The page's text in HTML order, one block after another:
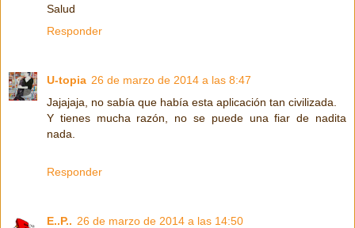
Salud
Responder
U-topia 26 de marzo de 2014 a las 8:47
Jajajaja, no sabía que había esta aplicación tan civilizada.
Y tienes mucha razón, no se puede una fiar de nadita
nada.
Responder
E..P.. 26 de marzo de 2014 a las 14:50